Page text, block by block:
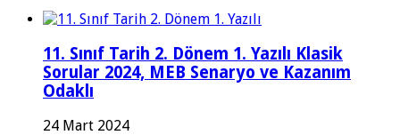
11. Sınıf Tarih 2. Dönem 1. Yazılı Klasik
Sorular 2024, MEB Senaryo ve Kazanım
Odaklı
24 Mart 2024